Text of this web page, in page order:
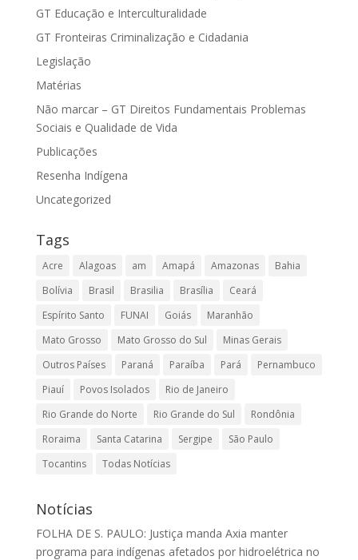
GT Educação e Interculturalidade
GT Fronteiras Criminalização e Cidadania
Legislação
Matérias
Não marcar – GT Direitos Fundamentais Problemas
Sociais e Qualidade de Vida
Publicações
Resenha Indígena
Uncategorized
Tags
Acre Alagoas am Amapá Amazonas
Bahia
Bolívia
Brasil Brasilia Brasília
Ceará
Espírito Santo
FUNAI Goiás
Maranhão
Mato Grosso
Mato Grosso do Sul
Minas Gerais
Outros Países
Paraná Paraíba Pará
Pernambuco
Piauí
Povos Isolados
Rio de Janeiro
Rio Grande do Norte
Rio Grande do Sul
Rondônia
Roraima
Santa Catarina Sergipe
São Paulo
Tocantins
Todas Notícias
Notícias
FOLHA DE S. PAULO: Justiça manda Axia manter
programa para indígenas afetados por hidroelétrica no